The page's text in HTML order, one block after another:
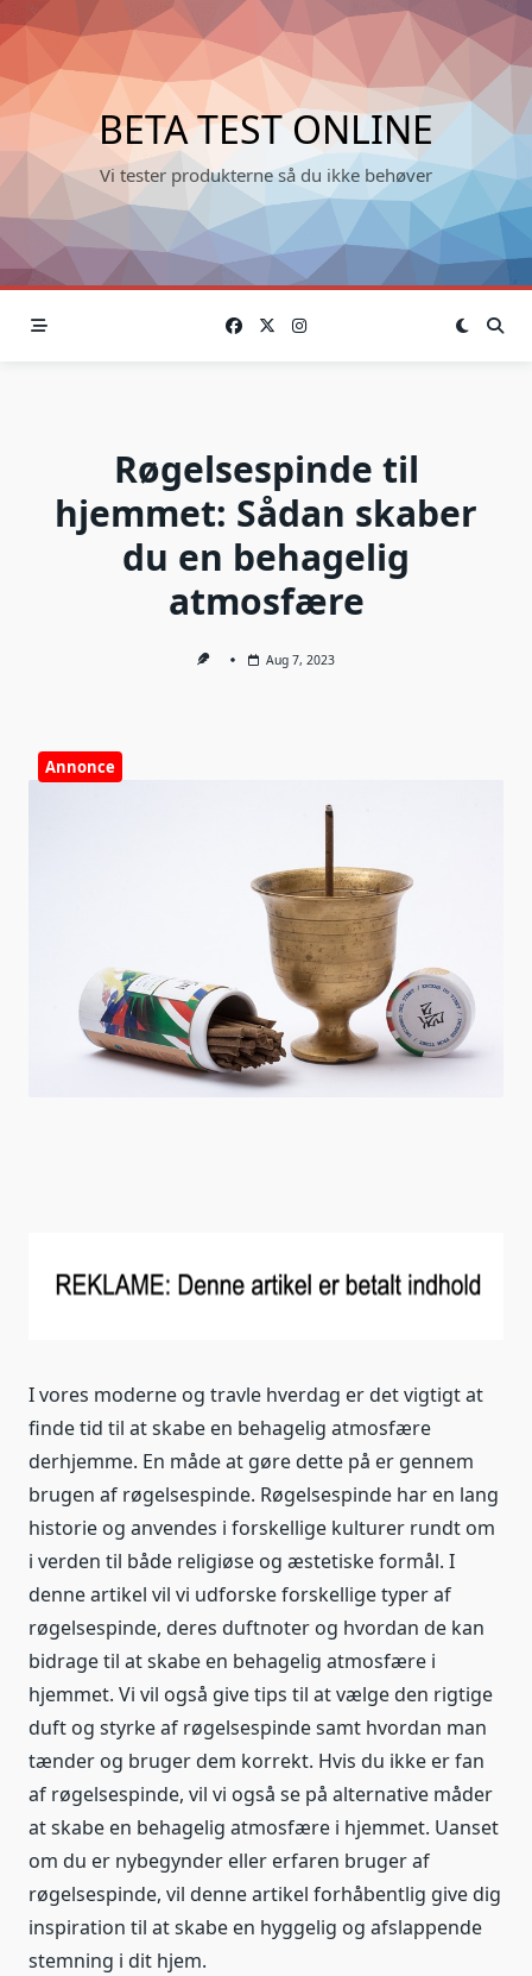
Skip
to
content
BETA TEST ONLINE
Vi tester produkterne så du ikke behøver
Røgelsespinde til
hjemmet: Sådan skaber
du en behagelig
atmosfære
Aug 7, 2023
Annonce
I vores moderne og travle hverdag er det vigtigt at
finde tid til at skabe en behagelig atmosfære
derhjemme. En måde at gøre dette på er gennem
brugen af røgelsespinde. Røgelsespinde har en lang
historie og anvendes i forskellige kulturer rundt om
i verden til både religiøse og æstetiske formål. I
denne artikel vil vi udforske forskellige typer af
røgelsespinde, deres duftnoter og hvordan de kan
bidrage til at skabe en behagelig atmosfære i
hjemmet. Vi vil også give tips til at vælge den rigtige
duft og styrke af røgelsespinde samt hvordan man
tænder og bruger dem korrekt. Hvis du ikke er fan
af røgelsespinde, vil vi også se på alternative måder
at skabe en behagelig atmosfære i hjemmet. Uanset
om du er nybegynder eller erfaren bruger af
røgelsespinde, vil denne artikel forhåbentlig give dig
inspiration til at skabe en hyggelig og afslappende
stemning i dit hjem.